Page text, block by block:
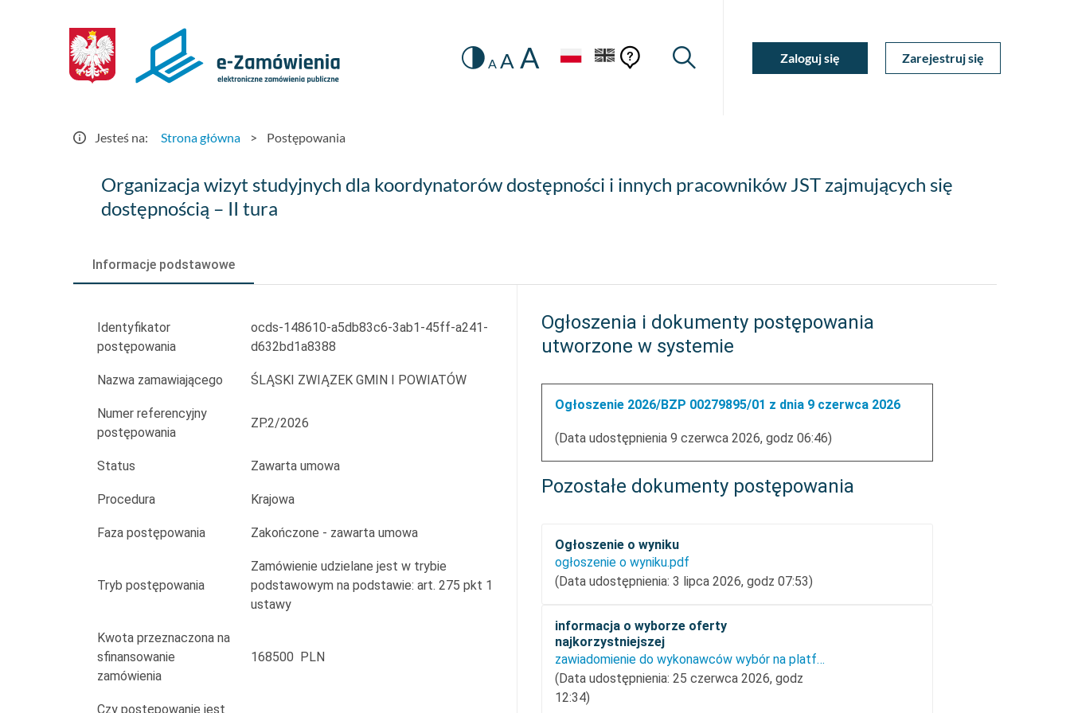
Postępowania
HEADER.SETTINGS_SR
Zmiana
A A A
Pomoc
PomocWyszukiwarka
MojeZaloguj się Zarejestruj się
Jesteś na: Strona główna > Postępowania
Organizacja
wizyt
dla
dostępności
pracowników
JST
zajmujących
się
tura
Organizacja wizyt studyjnych dla koordynatorów dostępności i innych pracowników JST zajmujących się
dostępnością – II tura
Informacje podstawowe
Identyfikator
postępowania
ocds-148610-a5db83c6-3ab1-45ff-a241-
d632bd1a8388
Nazwa zamawiającego ŚLĄSKI ZWIĄZEK GMIN I POWIATÓW
Numer referencyjny
postępowania
ZP.2/2026
Status Zawarta umowa
Procedura Krajowa
Faza postępowania Zakończone - zawarta umowa
Tryb postępowania
Zamówienie udzielane jest w trybie
podstawowym na podstawie: art. 275 pkt 1
ustawy
Kwota przeznaczona na
sfinansowanie
zamówienia
168500 PLN
Czy postępowanie jest
Ogłoszenia i dokumenty postępowania
utworzone w systemie
Ogłoszenie 2026/BZP 00279895/01 z dnia 9 czerwca 2026
(Data udostępnienia 9 czerwca 2026, godz 06:46)
Pozostałe dokumenty postępowania
Ogłoszenie o wyniku
ogłoszenie o wyniku.pdf
(Data udostępnienia: 3 lipca 2026, godz 07:53)
informacja o wyborze oferty
najkorzystniejszej
zawiadomienie do wykonawców wybór na platforme_wyjazdy studyjne zad. 2_2026.pdf
(Data udostępnienia: 25 czerwca 2026, godz
12:34)